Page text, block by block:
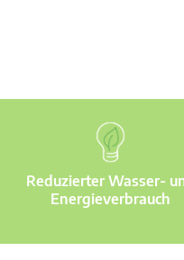
Reduzierter Wasser-
Energieverbrauch